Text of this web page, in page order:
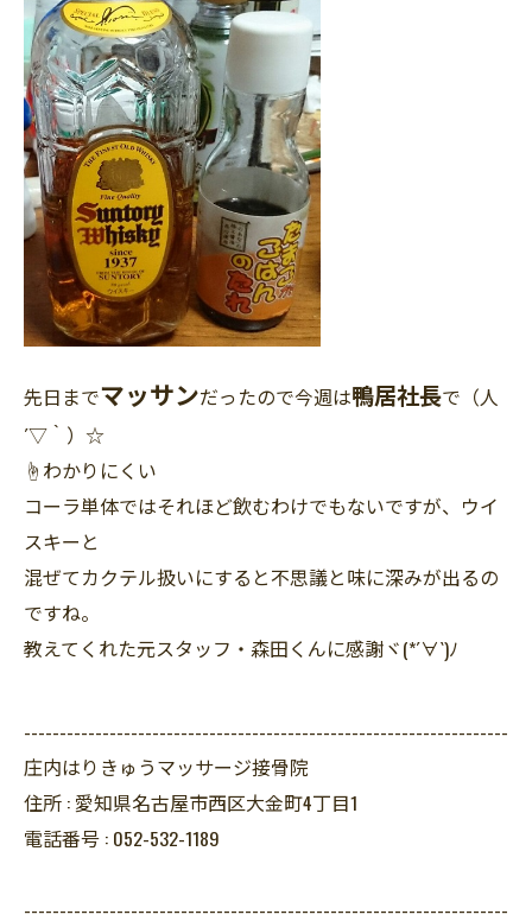
先日までマッサンだったので今週は鴨居社長で（人
´▽｀）☆
☝わかりにくい
コーラ単体ではそれほど飲むわけでもないですが、ウイ
スキーと
混ぜてカクテル扱いにすると不思議と味に深みが出るの
ですね。
教えてくれた元スタッフ・森田くんに感謝ヾ(*´∀`)ﾉ
--------------------------------------------------------------------
庄内はりきゅうマッサージ接骨院
住所 : 愛知県名古屋市西区大金町4丁目1
電話番号 : 052-532-1189
--------------------------------------------------------------------